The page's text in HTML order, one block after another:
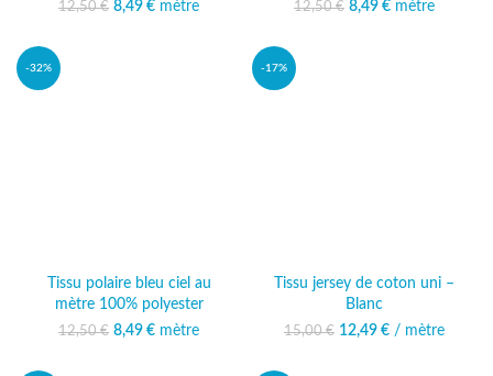
12,50€ Le prix initial était :
8,49 €
Le prix
mètre 12,50€ Le prix initial était :
8,49 €
Le prix
mètre
-32%
Tissu polaire bleu ciel au
mètre 100% polyester
12,50€ Le prix initial était :
8,49 €
Le prix
mètre
-17%
Tissu jersey de coton uni –
Blanc
15,00€
Le prix initial était :
12,49 €
Le prix
/ mètre